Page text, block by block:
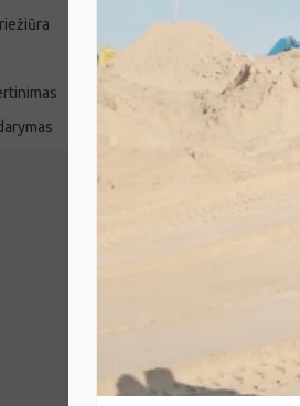
GEOLINE
240 €